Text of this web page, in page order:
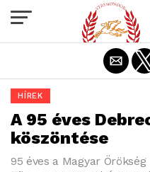
HÍREK
A 95 éves
köszöntése
95 éves a Magyar
Exit